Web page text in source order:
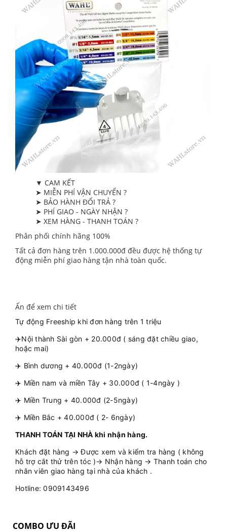
▼ CAM KẾT
➤ MIỄN PHÍ VẬN CHUYỂN ?
➤ BẢO HÀNH ĐỔI TRẢ ?
➤ PHÍ GIAO - NGÀY NHẬN ?
➤ XEM HÀNG - THANH TOÁN ?
Phân phối chính hãng 100%
Tất cả đơn hàng trên 1.000.000đ đều được hệ thống tự
động miễn phí giao hàng tận nhà toàn quốc.
Ấn để xem chi tiết
Tự động Freeship khi đơn hàng trên 1 triệu
✈️Nội thành Sài gòn + 20.000đ ( sáng đặt chiều giao,
hoặc mai)
✈️ Bình dương + 40.000đ (1-2ngày)
✈️ Miền nam và miền Tây + 30.000đ ( 1-4ngày )
✈️ Miền Trung + 40.000đ (2-5ngày)
✈️ Miền Bắc + 40.000đ ( 2- 6ngày)
THANH TOÁN TẠI NHÀ khi nhận hàng.
Khách đặt hàng → Được xem và kiểm tra hàng ( không
hỗ trợ cắt thử trên tóc )→ Nhận hàng → Thanh toán cho
nhân viên giao hàng tại nhà của khách .
Hotline: 0909143496
COMBO ƯU ĐÃI